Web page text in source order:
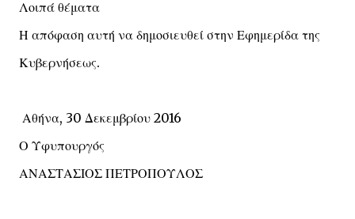
Λοιπά θέματα
Η απόφαση αυτή να δημοσιευθεί στην Εφημερίδα της
Κυβερνήσεως.
Αθήνα, 30 Δεκεμβρίου 2016
Ο Υφυπουργός
ΑΝΑΣΤΑΣΙΟΣ ΠΕΤΡΟΠΟΥΛΟΣ